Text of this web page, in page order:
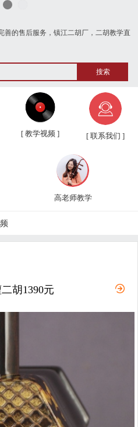
镇江二胡厂，二胡教学直播，直播选琴等
[ 教学视频 ] [ 联系我们 ]
高老师教学
业余二胡友...
、新琴应知应...
频
频
胡1390元